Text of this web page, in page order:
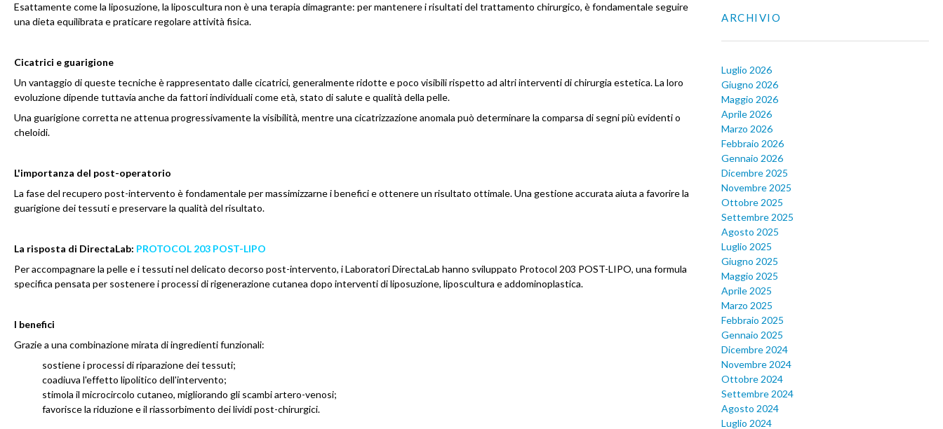
Esattamente come la liposuzione, la liposcultura non è una terapia dimagrante: per mantenere i risultati del trattamento chirurgico, è fondamentale seguire
una dieta equilibrata e praticare regolare attività fisica.
Cicatrici e guarigione
Un vantaggio di queste tecniche è rappresentato dalle cicatrici, generalmente ridotte e poco visibili rispetto ad altri interventi di chirurgia estetica. La loro
evoluzione dipende tuttavia anche da fattori individuali come età, stato di salute e qualità della pelle.
Una guarigione corretta ne attenua progressivamente la visibilità, mentre una cicatrizzazione anomala può determinare la comparsa di segni più evidenti o
cheloidi.
L'importanza del post-operatorio
La fase del recupero post-intervento è fondamentale per massimizzarne i benefici e ottenere un risultato ottimale. Una gestione accurata aiuta a favorire la
guarigione dei tessuti e preservare la qualità del risultato.
La risposta di DirectaLab: PROTOCOL 203 POST-LIPO
Per accompagnare la pelle e i tessuti nel delicato decorso post-intervento, i Laboratori DirectaLab hanno sviluppato Protocol 203 POST-LIPO, una formula
specifica pensata per sostenere i processi di rigenerazione cutanea dopo interventi di liposuzione, liposcultura e addominoplastica.
I benefici
Grazie a una combinazione mirata di ingredienti funzionali:
sostiene i processi di riparazione dei tessuti;
coadiuva l'effetto lipolitico dell'intervento;
stimola il microcircolo cutaneo, migliorando gli scambi artero-venosi;
favorisce la riduzione e il riassorbimento dei lividi post-chirurgici.
ARCHIVIO
Luglio 2026
Giugno 2026
Maggio 2026
Aprile 2026
Marzo 2026
Febbraio 2026
Gennaio 2026
Dicembre 2025
Novembre 2025
Ottobre 2025
Settembre 2025
Agosto 2025
Luglio 2025
Giugno 2025
Maggio 2025
Aprile 2025
Marzo 2025
Febbraio 2025
Gennaio 2025
Dicembre 2024
Novembre 2024
Ottobre 2024
Settembre 2024
Agosto 2024
Luglio 2024